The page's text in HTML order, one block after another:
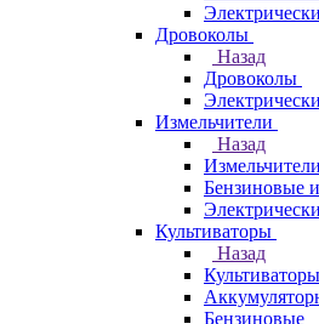
Дровоколы
Назад
Дровоколы
Измельчители
Назад
Измельчители
Бензиновые
Культиваторы
Назад
Культиваторы
Бензиновые